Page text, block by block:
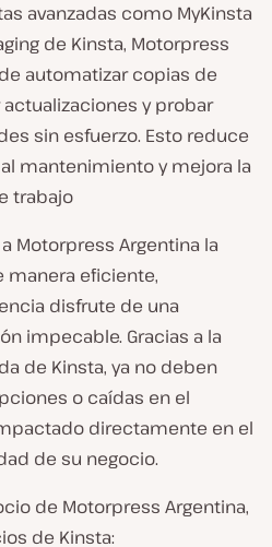
avanzadas como MyKinsta
de Kinsta, Motorpress
automatizar copias de
y probar
sin esfuerzo. Esto reduce
mantenimiento y mejora la
trabajo
Motorpress Argentina la
manera eficiente,
disfrute de una
impecable. Gracias a la
de Kinsta, ya no deben
o caídas en el
directamente en el
de su negocio.
de Motorpress Argentina,
de Kinsta: